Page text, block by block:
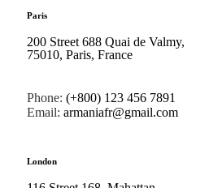
Paris
200 Street 688 Quai de Valmy,
75010, Paris, France
Phone: (+800) 123 456 7891
Email: armaniafr@gmail.com​
London